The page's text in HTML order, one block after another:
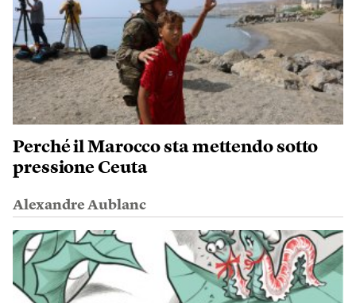
Perché il Marocco sta mettendo sotto
pressione Ceuta
Alexandre Aublanc